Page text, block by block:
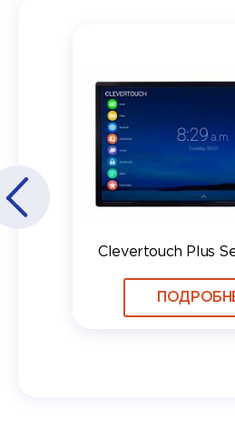
Clevertouch Plus